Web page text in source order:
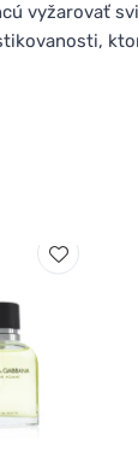
vyžarovať